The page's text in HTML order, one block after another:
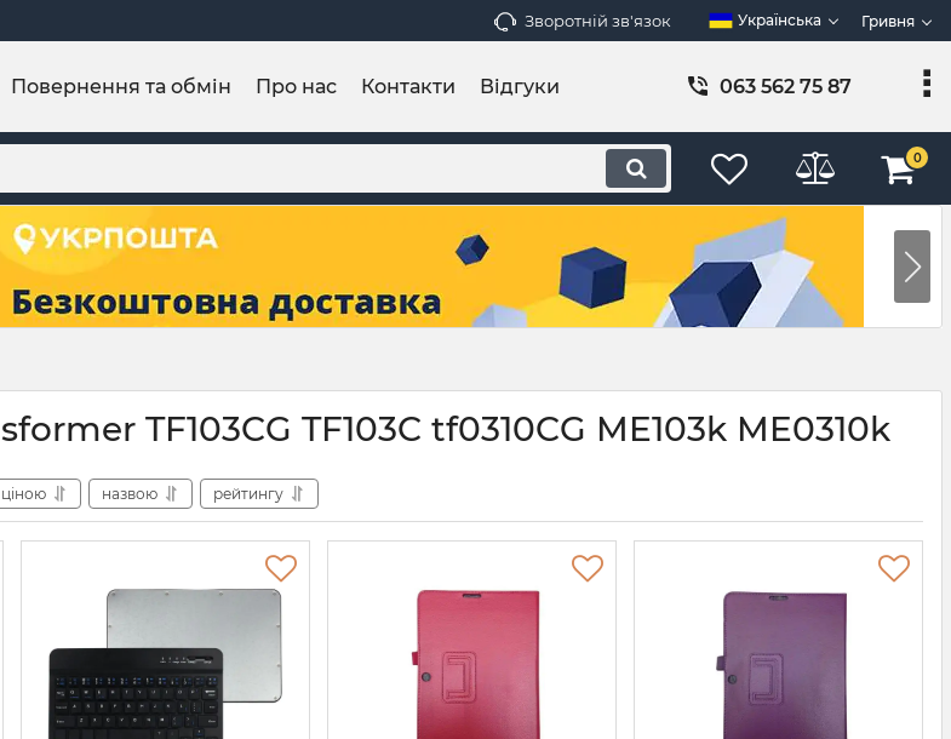
Зворотній зв'язок Українська Гривня
Повернення та обмін Про нас Контакти Відгуки 063 562 75 87
0
TF103CG TF103C tf0310CG ME103k ME0310k
ціною назвою рейтингу